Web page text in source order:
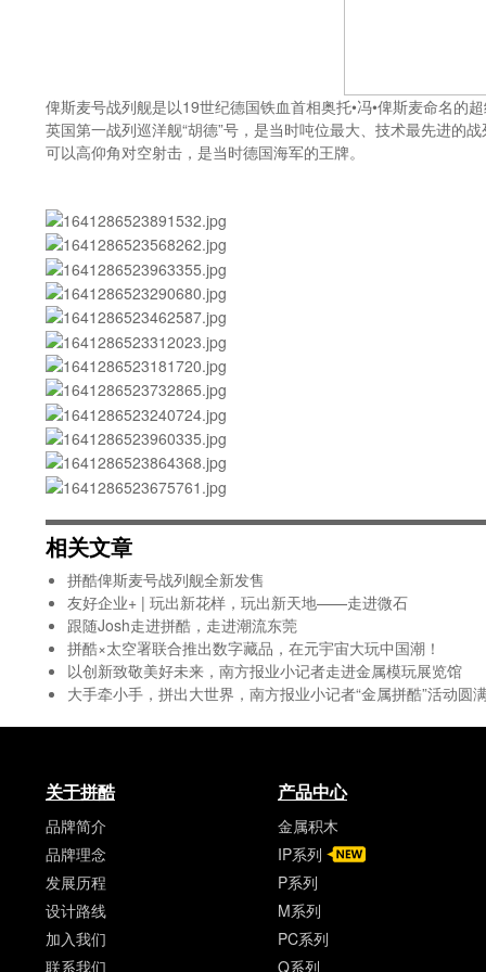
俾斯麦号战列舰是以19世纪德国铁血首相奥托•冯•俾斯麦命名的
英国第一战列巡洋舰“胡德”号，是当时吨位最大、技术最先进的
可以高仰角对空射击，是当时德国海军的王牌。
相关文章
拼酷俾斯麦号战列舰全新发售
友好企业+ | 玩出新花样，玩出新天地——走进微石
跟随Josh走进拼酷，走进潮流东莞
拼酷×太空署联合推出数字藏品，在元宇宙大玩中国潮！
以创新致敬美好未来，南方报业小记者走进金属模玩展览馆
大手牵小手，拼出大世界，南方报业小记者“金属拼酷”活动圆
关于拼酷
品牌简介
品牌理念
发展历程
设计路线
加入我们
联系我们
产品中心
金属积木
IP系列
P系列
M系列
PC系列
Q系列